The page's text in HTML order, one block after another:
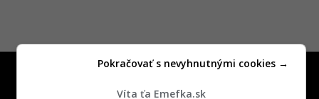
Víta ťa Emefka.sk
Pokračovať s nevyhnutnými cookies →